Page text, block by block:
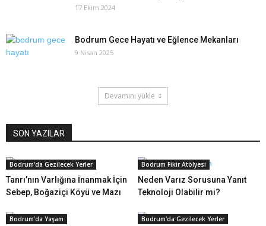
17 Ekim 2024
Bodrum Gece Hayatı ve Eğlence Mekanları
9 Nisan 2025
Devamını yükle
SON YAZILAR
Bodrum'da Gezilecek Yerler
Tanrı’nın Varlığına İnanmak İçin
Sebep, Boğaziçi Köyü ve Mazı
Bodrum Fikir Atölyesi
Neden Varız Sorusuna Yanıt
Teknoloji Olabilir mi?
Bodrum'da Yaşam Bodrum'da Gezilecek Yerler